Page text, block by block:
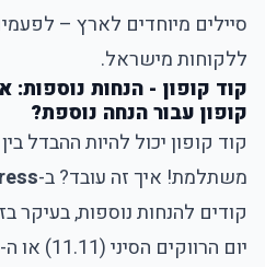
סיילים מיוחדים לארץ –
ללקוחות מישראל.
קוד קופון - הנחות
קופון עבור הנחה נוספת?
קוד קופון יכול להיות ההבדל
משתלמת! איך זה עובד? ב-
קודים להנחות נוספות, בעיקר